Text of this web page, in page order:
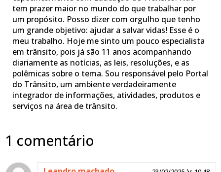
tem prazer maior no mundo do que trabalhar por
um propósito. Posso dizer com orgulho que tenho
um grande objetivo: ajudar a salvar vidas! Esse é o
meu trabalho. Hoje me sinto um pouco especialista
em trânsito, pois já são 11 anos acompanhando
diariamente as notícias, as leis, resoluções, e as
polêmicas sobre o tema. Sou responsável pelo Portal
do Trânsito, um ambiente verdadeiramente
integrador de informações, atividades, produtos e
serviços na área de trânsito.
1 comentário